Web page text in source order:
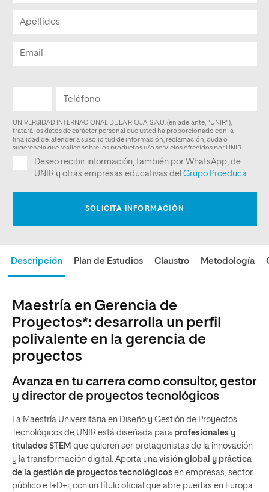
Descripción Plan de Estudios Claustro Metodología
Maestría en Gerencia de
Proyectos*: desarrolla un perfil
polivalente en la gerencia de
proyectos
Avanza en tu carrera como consultor, gestor
y director de proyectos tecnológicos
La Maestría Universitaria en Diseño y Gestión de Proyectos
Tecnológicos de UNIR está diseñada para profesionales y
titulados STEM que quieren ser protagonistas de la innovación
y la transformación digital. Aporta una visión global y práctica
de la gestión de proyectos tecnológicos en empresas, sector
público e I+D+i, con un título oficial que abre puertas en Europa